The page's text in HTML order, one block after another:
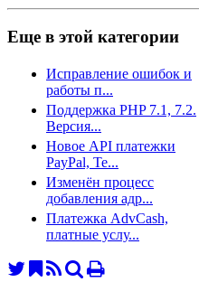
Еще в этой категории
Исправление ошибок и
работы п...
Поддержка PHP 7.1, 7.2.
Версия...
Новое API платежки
PayPal, Te...
Изменён процесс
добавления адр...
Платежка AdvCash,
платные услу...